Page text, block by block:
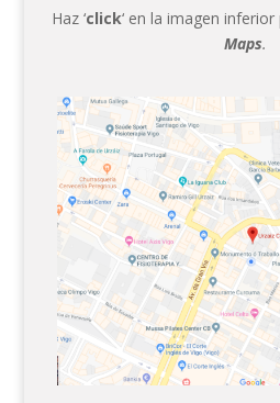
Haz ‘click‘ en la imagen
Maps.